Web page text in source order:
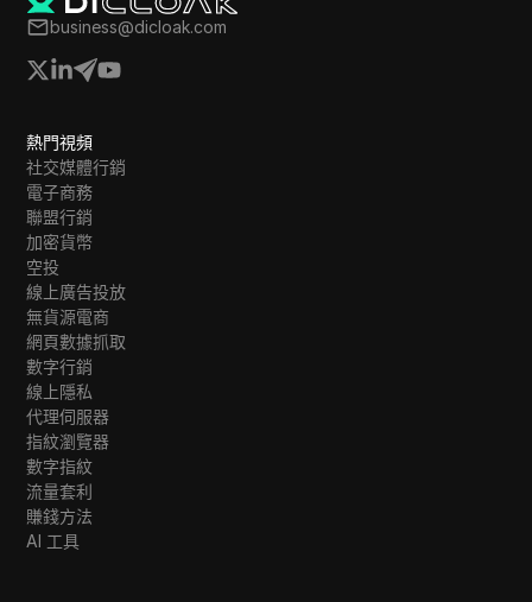
business@dicloak.com
熱門視頻
社交媒體行銷
電子商務
聯盟行銷
加密貨幣
空投
線上廣告投放
無貨源電商
網頁數據抓取
數字行銷
線上隱私
代理伺服器
指紋瀏覽器
數字指紋
流量套利
賺錢方法
AI 工具